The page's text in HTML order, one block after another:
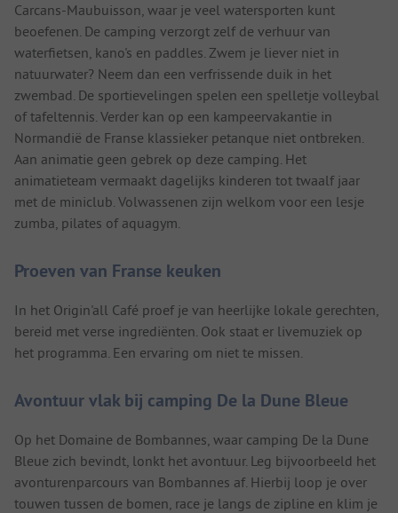
Carcans-Maubuisson, waar je veel watersporten kunt
beoefenen. De camping verzorgt zelf de verhuur van
waterfietsen, kano's en paddles. Zwem je liever niet in
natuurwater? Neem dan een verfrissende duik in het
zwembad. De sportievelingen spelen een spelletje volleybal
of tafeltennis. Verder kan op een kampeervakantie in
Normandië de Franse klassieker petanque niet ontbreken.
Aan animatie geen gebrek op deze camping. Het
animatieteam vermaakt dagelijks kinderen tot twaalf jaar
met de miniclub. Volwassenen zijn welkom voor een lesje
zumba, pilates of aquagym.
Proeven van Franse keuken
In het Origin'all Café proef je van heerlijke lokale gerechten,
bereid met verse ingrediënten. Ook staat er livemuziek op
het programma. Een ervaring om niet te missen.
Avontuur vlak bij camping De la Dune Bleue
Op het Domaine de Bombannes, waar camping De la Dune
Bleue zich bevindt, lonkt het avontuur. Leg bijvoorbeeld het
avonturenparcours van Bombannes af. Hierbij loop je over
touwen tussen de bomen, race je langs de zipline en klim je